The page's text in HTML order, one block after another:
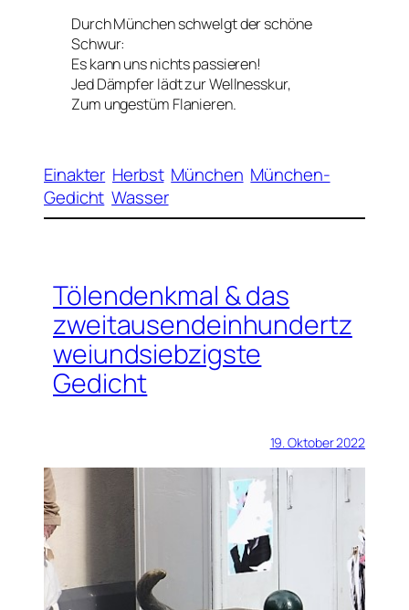
Durch München schwelgt der schöne
Schwur:
Es kann uns nichts passieren!
Jed Dämpfer lädt zur Wellnesskur,
Zum ungestüm Flanieren.
Einakter Herbst München München-
Gedicht Wasser
Tölendenkmal & das
zweitausendeinhundertz
weiundsiebzigste
Gedicht
19. Oktober 2022